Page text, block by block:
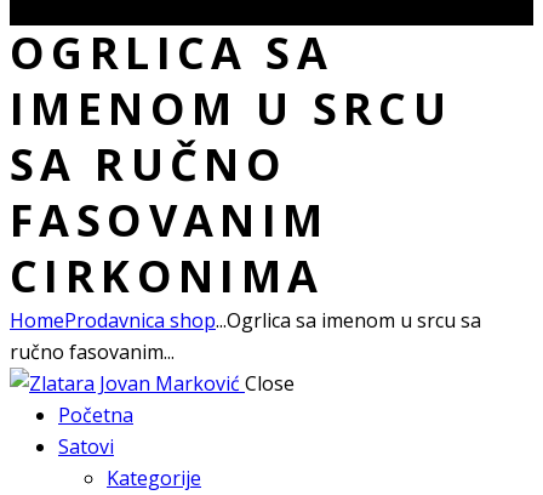
OGRLICA SA
IMENOM U SRCU
SA RUČNO
FASOVANIM
CIRKONIMA
HomeProdavnica shop...Ogrlica sa imenom u srcu sa
ručno fasovanim...
Close
Početna
Satovi
Kategorije